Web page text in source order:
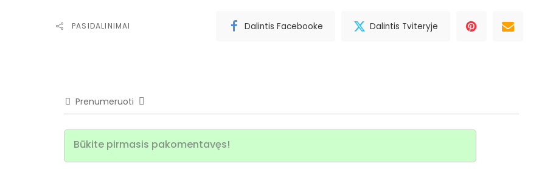
PASIDALINIMAI Dalintis Facebooke Dalintis Tviteryje
Prenumeruoti